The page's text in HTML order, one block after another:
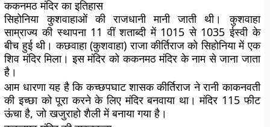
ककनमठ मंदिर का इतिहास
सिहोनिया कुशवाहाओं की राजधानी मानी जाती थी। कुशवाहा
साम्राज्य की स्थापना 11 वीं शताब्दी में 1015 से 1035 ईस्वी के
बीच हुई थी। कछवाहा (कुशवाहा) राजा कीर्तिराज को सिहोनिया में एक
शिव मंदिर मिला। इस मंदिर को ककनमठ मंदिर के नाम से जाना जाता
है।
आम धारणा यह है कि कच्छपघाट शासक कीर्तिराज ने रानी काकनवती
की इच्छा को पूरा करने के लिए मंदिर बनवाया था। मंदिर 115 फीट
ऊंचा है, जो खजुराहो शैली में बनाया गया है।